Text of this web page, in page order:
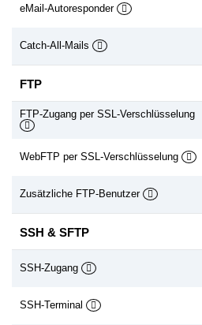
eMail-Autoresponder
Catch-All-Mails
FTP
FTP-Zugang per SSL-Verschlüsselung
WebFTP per SSL-Verschlüsselung
Zusätzliche FTP-Benutzer
SSH & SFTP
SSH-Zugang
SSH-Terminal